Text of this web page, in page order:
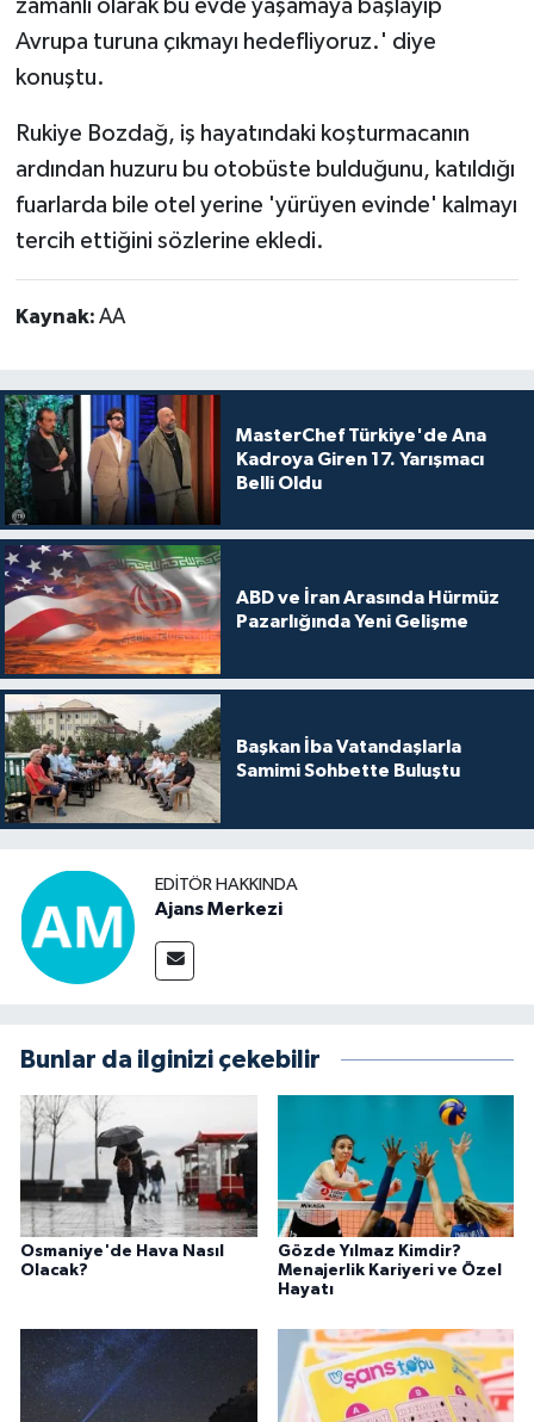
zamanlı olarak bu evde yaşamaya başlayıp
Avrupa turuna çıkmayı hedefliyoruz.' diye
konuştu.
Rukiye Bozdağ, iş hayatındaki koşturmacanın
ardından huzuru bu otobüste bulduğunu, katıldığı
fuarlarda bile otel yerine 'yürüyen evinde' kalmayı
tercih ettiğini sözlerine ekledi.
Kaynak: AA
MasterChef Türkiye'de Ana
Kadroya Giren 17. Yarışmacı
Belli Oldu
ABD ve İran Arasında Hürmüz
Pazarlığında Yeni Gelişme
Başkan İba Vatandaşlarla
Samimi Sohbette Buluştu
EDITÖR HAKKINDA
Ajans Merkezi
Bunlar da ilginizi çekebilir
Osmaniye'de Hava Nasıl
Olacak?
Gözde Yılmaz Kimdir?
Menajerlik Kariyeri ve Özel
Hayatı